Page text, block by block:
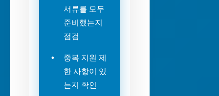
서류를 모두
준비했는지
점검
중복 지원 제
한 사항이 있
는지 확인